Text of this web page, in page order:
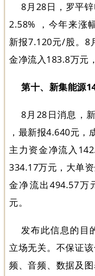
8月28日，罗平
2.58% ，今年来涨
新报7.120元/股。8
金净流入183.8万元
第十、新集能源
8月28日消息，
，最新报4.640元，
主力资金净流入
334.17万元，大单
金净流出494.57万
元。
发布此信息的目
立场无关。不保证
频、音频、数据及